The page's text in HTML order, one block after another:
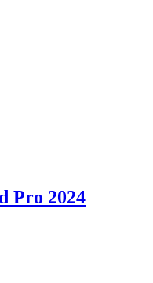
Pro 2024